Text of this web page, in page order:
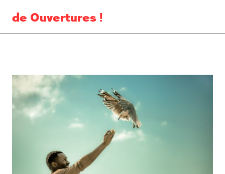
de Ouvertures !